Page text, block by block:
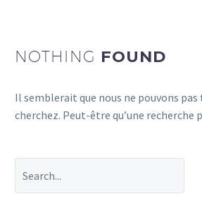
NOTHING FOUND
Il semblerait que nous ne pouvons pas
cherchez. Peut-être qu’une recherche